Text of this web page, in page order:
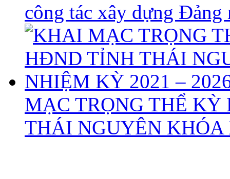
công tác xây dựng Đảng
MẠC TRỌNG THỂ
THÁI NGUYÊN KHÓA